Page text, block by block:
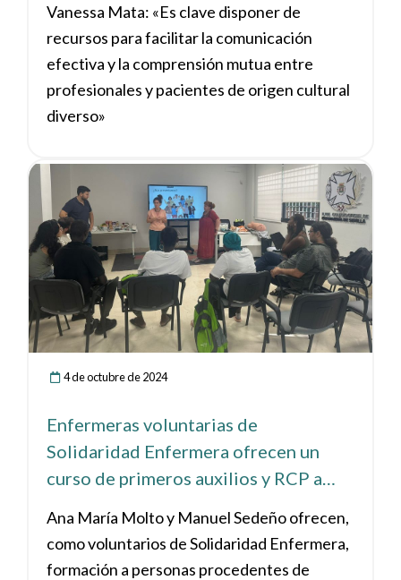
intercultural en salud, que se celebra
este 16 de octubre, en la sede del
ICOES
Vanessa Mata: «Es clave disponer de
recursos para facilitar la comunicación
efectiva y la comprensión mutua entre
profesionales y pacientes de origen cultural
diverso»
4 de octubre de 2024
Enfermeras voluntarias de
Solidaridad Enfermera ofrecen un
curso de primeros auxilios y RCP a
miércoles en el ICOES
Ana María Molto y Manuel Sedeño ofrecen,
como voluntarios de Solidaridad Enfermera,
formación a personas procedentes de
Ver noticia